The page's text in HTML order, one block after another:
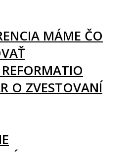
MÁME ČO
O ZVESTOVANÍ